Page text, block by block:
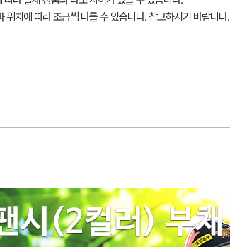
위치에 따라 조금씩 다를 수 있습니다. 참고하시기 바랍니다.